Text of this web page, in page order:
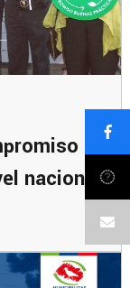
de
nacional